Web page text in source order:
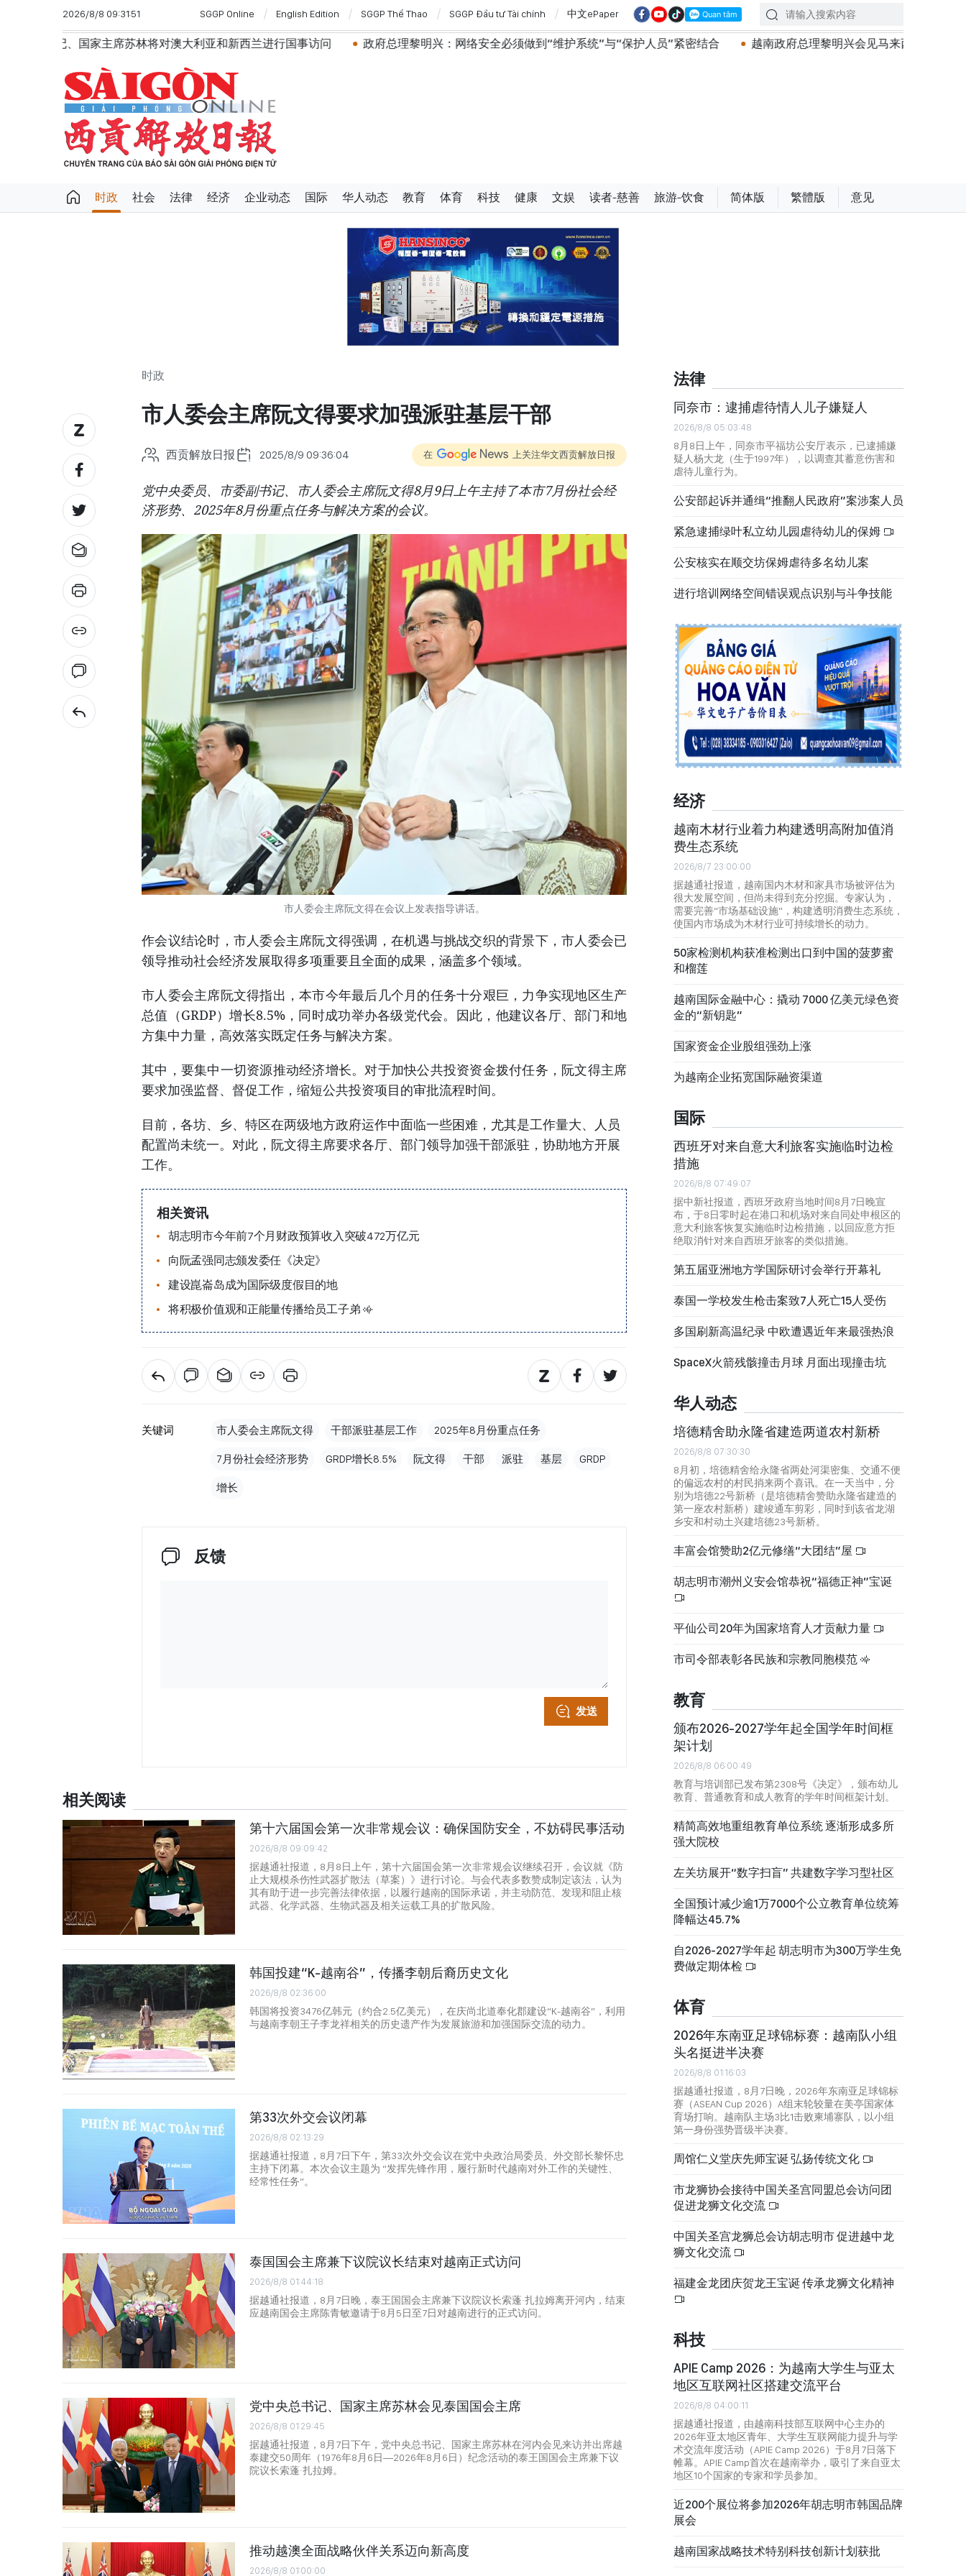
2026/8/8 09:31:51 SGGP Online English Edition SGGP Thể Thao SGGP Đầu tư Tài chính 中文ePaper
苏林将对澳大利亚和新西兰进行国事访问 政府总理黎明兴：网络安全必须做到“维护系统”与“保护人员”紧密结合 越南政府总理黎明兴会见马来西亚国防部长 党中央总书记
时政 社会 法律 经济 企业动态 国际 华人动态 教育 体育 科技 健康 文娱 读者-慈善 旅游-饮食 简体版 繁體版 意见
时政
市人委会主席阮文得要求加强派驻基层干部
西贡解放日报 2025/8/9 09:36:04 在 上关注华文西贡解放日报
党中央委员、市委副书记、市人委会主席阮文得8月9日上午主持了本市7月份社会经
济形势、2025年8月份重点任务与解决方案的会议。
市人委会主席阮文得在会议上发表指导讲话。
作会议结论时，市人委会主席阮文得强调，在机遇与挑战交织的背景下，市人委会已
领导推动社会经济发展取得多项重要且全面的成果，涵盖多个领域。
市人委会主席阮文得指出，本市今年最后几个月的任务十分艰巨，力争实现地区生产
总值（GRDP）增长8.5%，同时成功举办各级党代会。因此，他建议各厅、部门和地
方集中力量，高效落实既定任务与解决方案。
其中，要集中一切资源推动经济增长。对于加快公共投资资金拨付任务，阮文得主席
要求加强监督、督促工作，缩短公共投资项目的审批流程时间。
目前，各坊、乡、特区在两级地方政府运作中面临一些困难，尤其是工作量大、人员
配置尚未统一。对此，阮文得主席要求各厅、部门领导加强干部派驻，协助地方开展
工作。
相关资讯
胡志明市今年前7个月财政预算收入突破472万亿元
向阮孟强同志颁发委任《决定》
建设崑崙岛成为国际级度假目的地
将积极价值观和正能量传播给员工子弟
关键词 市人委会主席阮文得 干部派驻基层工作 2025年8月份重点任务
7月份社会经济形势 GRDP增长8.5% 阮文得 干部 派驻 基层 GRDP
增长
反馈
发送
相关阅读
第十六届国会第一次非常规会议：确保国防安全，不妨碍民事活动
2026/8/8 09:09:42
据越通社报道，8月8日上午，第十六届国会第一次非常规会议继续召开，会议就《防
止大规模杀伤性武器扩散法（草案）》进行讨论。与会代表多数赞成制定该法，认为
其有助于进一步完善法律依据，以履行越南的国际承诺，并主动防范、发现和阻止核
武器、化学武器、生物武器及相关运载工具的扩散风险。
韩国投建“K-越南谷”，传播李朝后裔历史文化
2026/8/8 02:36:00
韩国将投资3476亿韩元（约合2.5亿美元），在庆尚北道奉化郡建设“K-越南谷”，利用
与越南李朝王子李龙祥相关的历史遗产作为发展旅游和加强国际交流的动力。
第33次外交会议闭幕
2026/8/8 02:13:29
据越通社报道，8月7日下午，第33次外交会议在党中央政治局委员、外交部长黎怀忠
主持下闭幕。本次会议主题为 “发挥先锋作用，履行新时代越南对外工作的关键性、
经常性任务”。
泰国国会主席兼下议院议长结束对越南正式访问
2026/8/8 01:44:18
据越通社报道，8月7日晚，泰王国国会主席兼下议院议长索蓬·扎拉姆离开河内，结束
应越南国会主席陈青敏邀请于8月5日至7日对越南进行的正式访问。
党中央总书记、国家主席苏林会见泰国国会主席
2026/8/8 01:29:45
据越通社报道，8月7日下午，党中央总书记、国家主席苏林在河内会见来访并出席越
泰建交50周年（1976年8月6日—2026年8月6日）纪念活动的泰王国国会主席兼下议
院议长索蓬·扎拉姆。
推动越澳全面战略伙伴关系迈向新高度
2026/8/8 01:00:00
法律
同奈市：逮捕虐待情人儿子嫌疑人
2026/8/8 05:03:48
8月8日上午，同奈市平福坊公安厅表示，已逮捕嫌
疑人杨大龙（生于1997年），以调查其蓄意伤害和
虐待儿童行为。
公安部起诉并通缉“推翻人民政府”案涉案人员
紧急逮捕绿叶私立幼儿园虐待幼儿的保姆
公安核实在顺交坊保姆虐待多名幼儿案
进行培训网络空间错误观点识别与斗争技能
经济
越南木材行业着力构建透明高附加值消
费生态系统
2026/8/7 23:00:00
据越通社报道，越南国内木材和家具市场被评估为
很大发展空间，但尚未得到充分挖掘。专家认为，
需要完善“市场基础设施”，构建透明消费生态系统，
使国内市场成为木材行业可持续增长的动力。
50家检测机构获准检测出口到中国的菠萝蜜
和榴莲
越南国际金融中心：撬动 7000 亿美元绿色资
金的“新钥匙”
国家资金企业股组强劲上涨
为越南企业拓宽国际融资渠道
国际
西班牙对来自意大利旅客实施临时边检
措施
2026/8/8 07:49:07
据中新社报道，西班牙政府当地时间8月7日晚宣
布，于8日零时起在港口和机场对来自同处申根区的
意大利旅客恢复实施临时边检措施，以回应意方拒
绝取消针对来自西班牙旅客的类似措施。
第五届亚洲地方学国际研讨会举行开幕礼
泰国一学校发生枪击案致7人死亡15人受伤
多国刷新高温纪录 中欧遭遇近年来最强热浪
SpaceX火箭残骸撞击月球 月面出现撞击坑
华人动态
培德精舍助永隆省建造两道农村新桥
2026/8/8 07:30:30
8月初，培德精舍给永隆省两处河渠密集、交通不便
的偏远农村的村民捎来两个喜讯。在一天当中，分
别为培德22号新桥（是培德精舍赞助永隆省建造的
第一座农村新桥）建竣通车剪彩，同时到该省龙湖
乡安和村动土兴建培德23号新桥。
丰富会馆赞助2亿元修缮“大团结”屋
胡志明市潮州义安会馆恭祝“福德正神”宝诞
平仙公司20年为国家培育人才贡献力量
市司令部表彰各民族和宗教同胞模范
教育
颁布2026-2027学年起全国学年时间框
架计划
2026/8/8 06:00:49
教育与培训部已发布第2308号《决定》，颁布幼儿
教育、普通教育和成人教育的学年时间框架计划。
精简高效地重组教育单位系统 逐渐形成多所
强大院校
左关坊展开“数字扫盲” 共建数字学习型社区
全国预计减少逾1万7000个公立教育单位统筹
降幅达45.7%
自2026-2027学年起 胡志明市为300万学生免
费做定期体检
体育
2026年东南亚足球锦标赛：越南队小组
头名挺进半决赛
2026/8/8 01:16:03
据越通社报道，8月7日晚，2026年东南亚足球锦标
赛（ASEAN Cup 2026）A组末轮较量在美亭国家体
育场打响。越南队主场3比1击败柬埔寨队，以小组
第一身份强势晋级半决赛。
周馆仁义堂庆先师宝诞 弘扬传统文化
市龙狮协会接待中国关圣宫同盟总会访问团
促进龙狮文化交流
中国关圣宫龙狮总会访胡志明市 促进越中龙
狮文化交流
福建金龙团庆贺龙王宝诞 传承龙狮文化精神
科技
APIE Camp 2026：为越南大学生与亚太
地区互联网社区搭建交流平台
2026/8/8 04:00:11
据越通社报道，由越南科技部互联网中心主办的
2026年亚太地区青年、大学生互联网能力提升与学
术交流年度活动（APIE Camp 2026）于8月7日落下
帷幕。APIE Camp首次在越南举办，吸引了来自亚太
地区10个国家的专家和学员参加。
近200个展位将参加2026年胡志明市韩国品牌
展会
越南国家战略技术特别科技创新计划获批